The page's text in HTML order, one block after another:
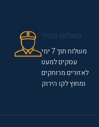
משלוח תוך 7 ימי
עסקים למעט
לאזורים מרוחקים
ומחוץ לקו הירוק